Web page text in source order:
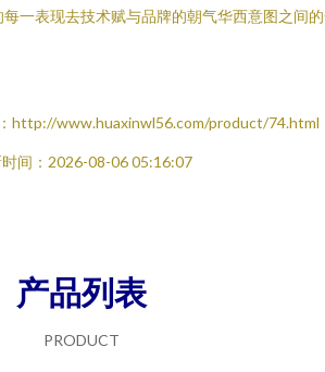
一表现去技术赋与品牌的朝气华西意图之间
http://www.huaxinwl56.com/product/74.html
间：2026-08-06 05:16:07
产品列表
PRODUCT